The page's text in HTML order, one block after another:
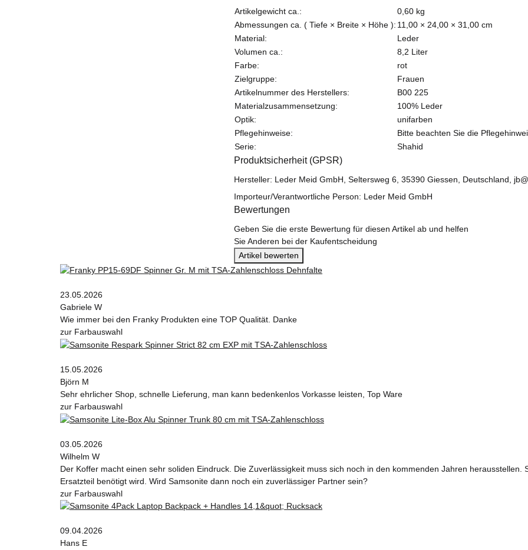
Produkteigenschaft
Wert
Artikelgewicht ca.: 0,60 kg
Abmessungen ca. ( Tiefe × Breite × Höhe ): 11,00 × 24,00 × 31,00 cm
Material:
Leder
Volumen ca.:
8,2 Liter
Farbe:
rot
Zielgruppe:
Frauen
Artikelnummer des Herstellers:
B00 225
Materialzusammensetzung:
100% Leder
Optik:
unifarben
Pflegehinweise:
Bitte beachten Sie die
Serie:
Shahid
Produktsicherheit (GPSR)
Hersteller: Leder Meid GmbH, Seltersweg 6, 35390 Giessen, Deutschland,
Importeur/Verantwortliche Person: Leder Meid GmbH
Bewertungen
Geben Sie die erste Bewertung für diesen Artikel ab und helfen
Sie Anderen bei der Kaufentscheidung
Artikel bewerten
23.05.2026
Gabriele W
Wie immer bei den Franky Produkten eine TOP Qualität. Danke
zur Farbauswahl
15.05.2026
Björn M
Sehr ehrlicher Shop, schnelle Lieferung, man kann bedenkenlos Vorkasse leisten, Top Ware
zur Farbauswahl
03.05.2026
Wilhelm W
Der Koffer macht einen sehr soliden Eindruck. Die Zuverlässigkeit muss sich noch in den kommenden Jahren herausstellen.
Ersatzteil benötigt wird. Wird Samsonite dann noch ein zuverlässiger Partner sein?
zur Farbauswahl
09.04.2026
Hans E